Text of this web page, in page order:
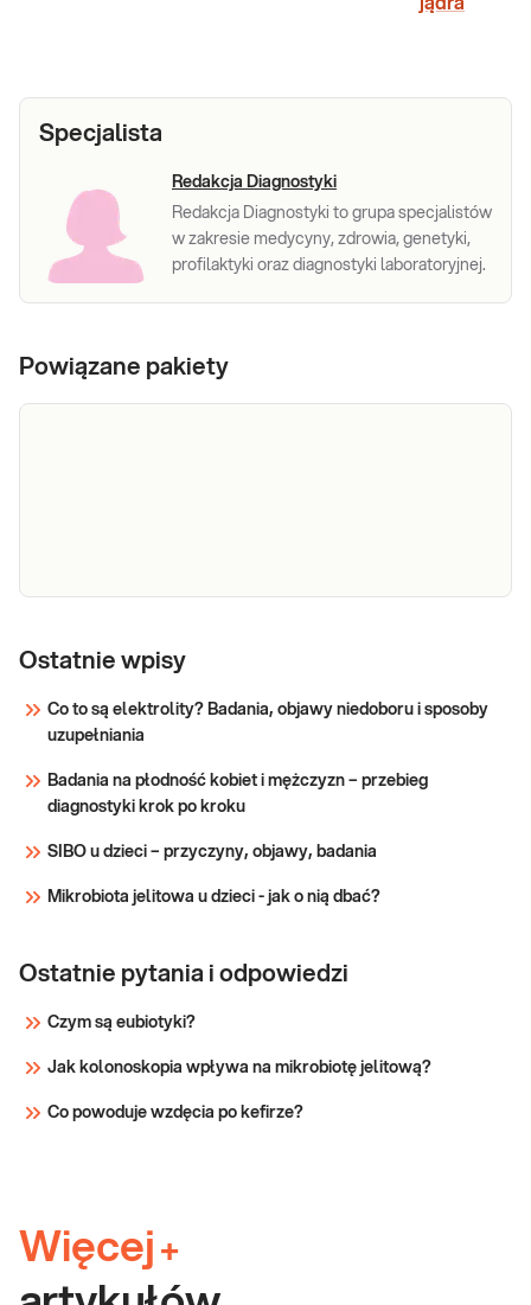
Specjalista
Redakcja Diagnostyki
Redakcja Diagnostyki to grupa specjalistów
w zakresie medycyny, zdrowia, genetyki,
profilaktyki oraz diagnostyki laboratoryjnej.
Powiązane pakiety
alergiczny
dorosłych i dzieci, będących w trakcie
rozpoczęcie diagnostyki: Bez względu na
względu
Ostatnie wpisy
Co to są elektrolity? Badania, objawy niedoboru i sposoby
uzupełniania
Badania na płodność kobiet i mężczyzn – przebieg
diagnostyki krok po kroku
SIBO u dzieci – przyczyny, objawy, badania
Mikrobiota jelitowa u dzieci - jak o nią dbać?
Ostatnie pytania i odpowiedzi
Czym są eubiotyki?
Jak kolonoskopia wpływa na mikrobiotę jelitową?
Co powoduje wzdęcia po kefirze?
Więcej +